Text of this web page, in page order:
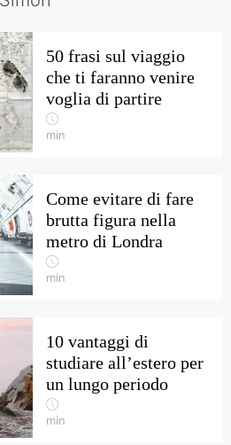
50 frasi sul viaggio
che ti faranno venire
voglia di partire
min
Come evitare di fare
brutta figura nella
metro di Londra
min
10 vantaggi di
studiare all’estero per
un lungo periodo
min